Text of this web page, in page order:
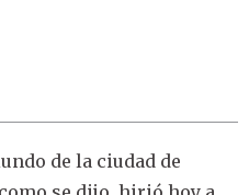
de la ciudad de